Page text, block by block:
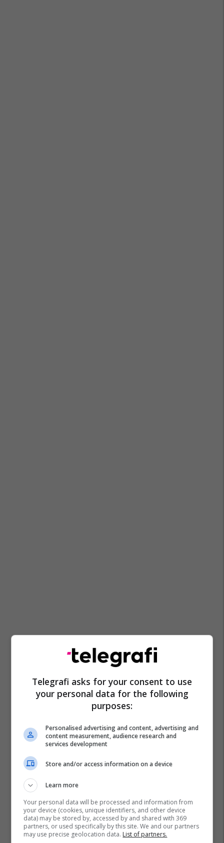
Telegrafi asks for your consent to use
your personal data for the following
purposes:
Personalised advertising and content, advertising and
content measurement, audience research and
services development
Store and/or access information on a device
Learn more
Your personal data will be processed and information from
your device (cookies, unique identifiers, and other device
data) may be stored by, accessed by and shared with 369
partners, or used specifically by this site. We and our partners
may use precise geolocation data. List of partners.